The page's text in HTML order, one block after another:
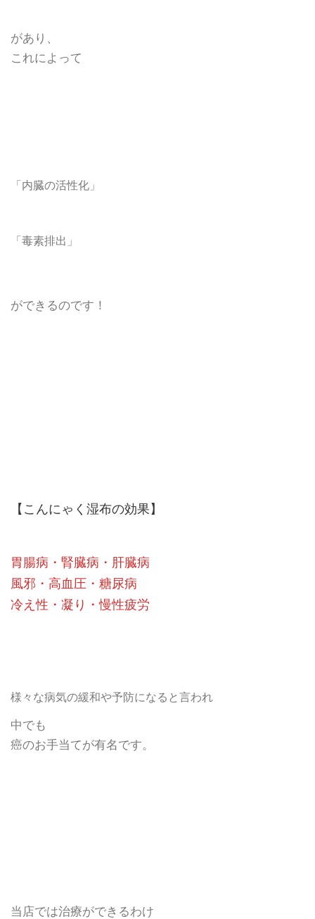
があり、
これによって
「内臓の活性化」
「毒素排出」
ができるのです！
【こんにゃく湿布の効果】
胃腸病・腎臓病・肝臓病
風邪・高血圧・糖尿病
冷え性・凝り・慢性疲労
様々な病気の緩和や予防になると言われ
中でも
癌のお手当てが有名です。
当店では治療ができるわけ